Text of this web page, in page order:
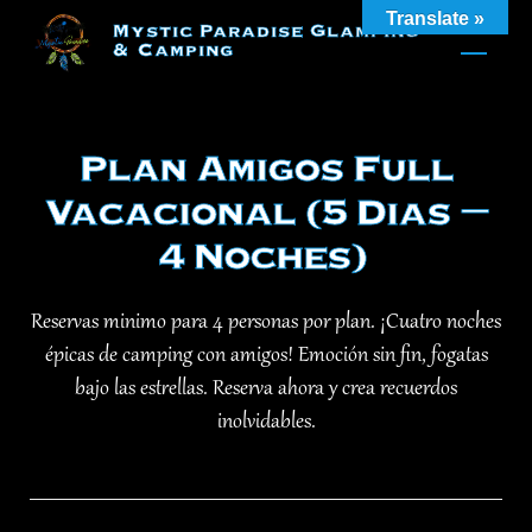
Skip
content
Mystic Paradise Glamping
& Camping
Plan Amigos Full
Vacacional (5 Dias –
4 Noches)
Reservas minimo para 4 personas por plan. ¡Cuatro noches
épicas de camping con amigos! Emoción sin fin, fogatas
bajo las estrellas. Reserva ahora y crea recuerdos
inolvidables.
Translate »